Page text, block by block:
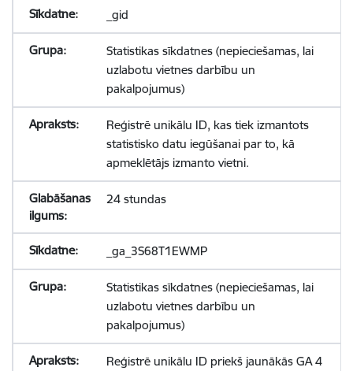
_gid
Statistikas sīkdatnes (nepieciešamas, lai
uzlabotu vietnes darbību un
pakalpojumus)
Reģistrē unikālu ID, kas tiek izmantots
statistisko datu iegūšanai par to, kā
apmeklētājs izmanto vietni.
24 stundas
_ga_3S68T1EWMP
Statistikas sīkdatnes (nepieciešamas, lai
uzlabotu vietnes darbību un
pakalpojumus)
Reģistrē unikālu ID priekš jaunākās GA 4